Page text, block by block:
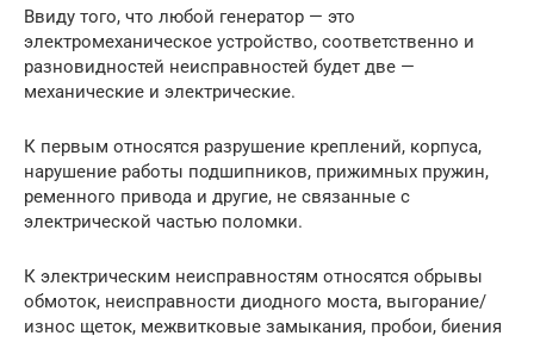
Ввиду того, что любой генератор — это
электромеханическое устройство, соответственно и
разновидностей неисправностей будет две —
механические и электрические.
К первым относятся разрушение креплений, корпуса,
нарушение работы подшипников, прижимных пружин,
ременного привода и другие, не связанные с
электрической частью поломки.
К электрическим неисправностям относятся обрывы
обмоток, неисправности диодного моста, выгорание/
износ щеток, межвитковые замыкания, пробои, биения